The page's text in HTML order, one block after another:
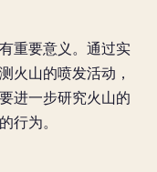
重要意义。通过实
火山的喷发活动，
进一步研究火山的
行为。